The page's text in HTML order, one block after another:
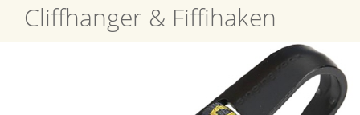
Cliffhanger & Fiffihaken